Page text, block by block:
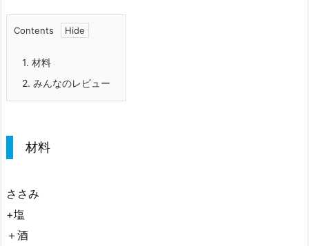
Contents
1. 材料
2. みんなのレビュー
材料
ささみ
+塩
＋酒